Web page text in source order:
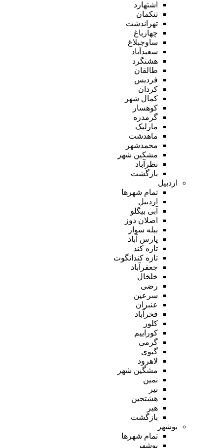
اشتهارد
تنکمان
تهراندشت
چهارباغ
ساوجبلاغ
سعیدآباد
هشتگرد
طالقان
فردیس
کردان
کمال شهر
کوهسار
گرمدره
مارلیک
ماهدشت
محمدشهر
مشکین شهر
نظرآباد
بازگشت
اردبیل
تمام شهر‌ها
اردبیل
آبی بیگلو
اصلان دوز
بیله سوار
پارس آباد
تازه کند
تازه کندانگوت
جعفرآباد
خلخال
رضی
سرعین
عنبران
فخرآباد
کلور
کوراییم
گرمی
گیوی
لاهرود
مشگین شهر
نمین
نیر
هشتجین
هیر
بازگشت
بوشهر
تمام شهر‌ها
بوشهر